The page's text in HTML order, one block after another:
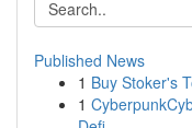
Published News
1 Buy Stoker's
1